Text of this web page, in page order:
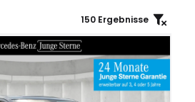
150 Ergebnisse